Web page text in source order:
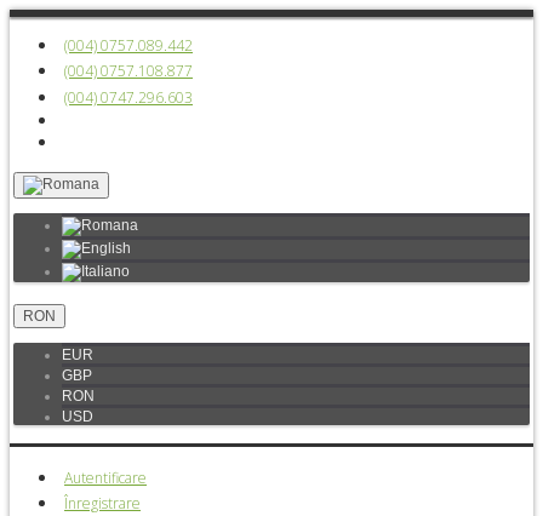
(004) 0757.089.442
(004) 0757.108.877
(004) 0747.296.603
RON
EUR
GBP
RON
USD
Autentificare
Înregistrare